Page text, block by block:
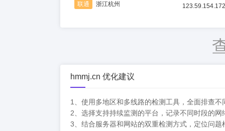
联通 浙江杭州 123.59.154.172
hmmj.cn 优化建议
1、使用多地区和多线路的检测工具，全面排查
2、选择支持持续监测的平台，记录不同时段的
3、结合服务器和网站的双重检测方式，定位问